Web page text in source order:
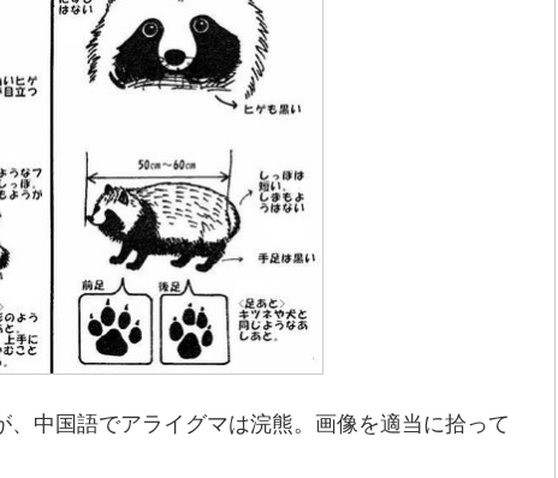
、中国語でアライグマは浣熊。画像を適当に拾って